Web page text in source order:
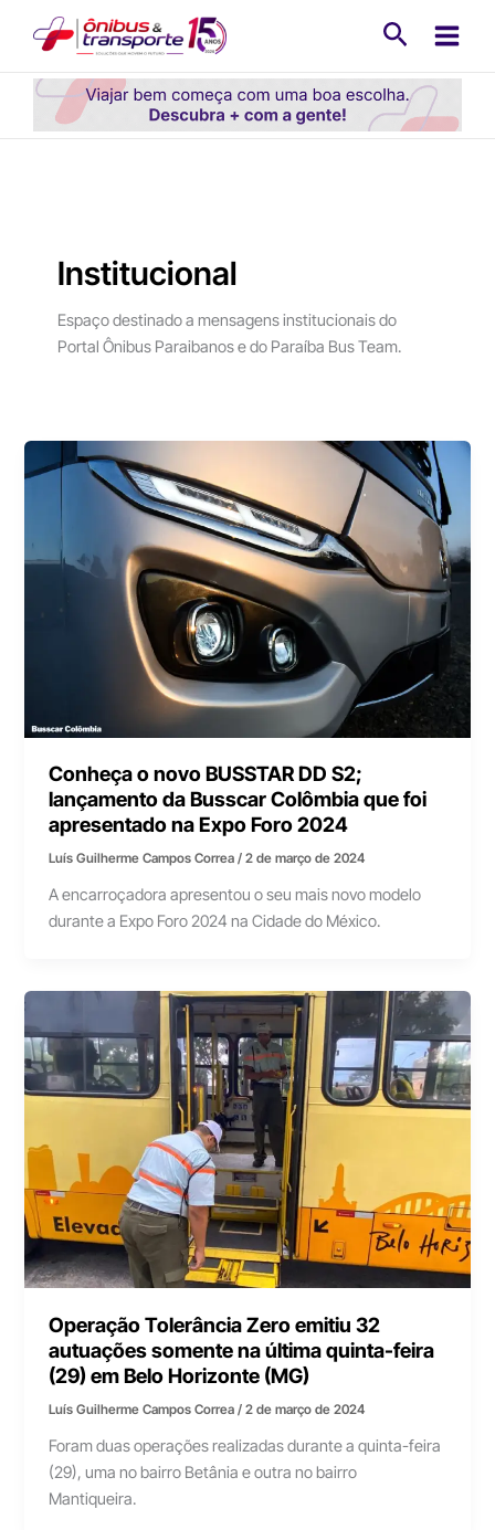
conteúdo
Institucional
Espaço destinado a mensagens institucionais do
Portal Ônibus Paraibanos e do Paraíba Bus Team.
Conheça o novo BUSSTAR DD S2;
lançamento da Busscar Colômbia que foi
apresentado na Expo Foro 2024
Luís Guilherme Campos Correa/2 de março de 2024
A encarroçadora apresentou o seu mais novo modelo
durante a Expo Foro 2024 na Cidade do México.
Operação Tolerância Zero emitiu 32
autuações somente na última quinta-feira
(29) em Belo Horizonte (MG)
Luís Guilherme Campos Correa/2 de março de 2024
Foram duas operações realizadas durante a quinta-feira
(29), uma no bairro Betânia e outra no bairro
Mantiqueira.